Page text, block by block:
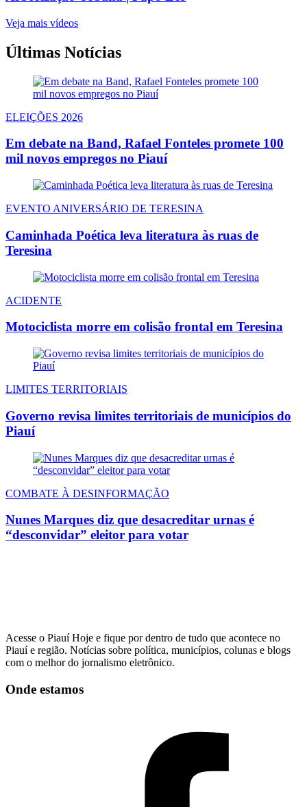
Veja mais vídeos
Últimas Notícias
ELEIÇÕES 2026
Em debate na Band, Rafael Fonteles promete 100
mil novos empregos no Piauí
EVENTO ANIVERSÁRIO DE TERESINA
Caminhada Poética leva literatura às ruas de
Teresina
ACIDENTE
Motociclista morre em colisão frontal em Teresina
LIMITES TERRITORIAIS
Governo revisa limites territoriais de municípios do
Piauí
COMBATE À DESINFORMAÇÃO
Nunes Marques diz que desacreditar urnas é
“desconvidar” eleitor para votar
Acesse o Piauí Hoje e fique por dentro de tudo que acontece no
Piauí e região. Notícias sobre política, municípios, colunas e blogs
com o melhor do jornalismo eletrônico.
Onde estamos